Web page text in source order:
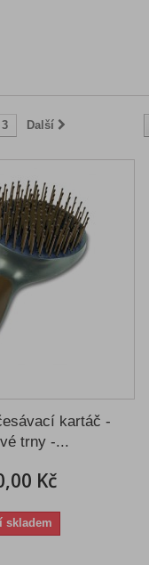
3 Další
kartáč -
trny -...
Kč
skladem